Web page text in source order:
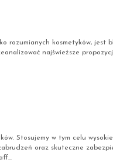
rozumianych kosmetyków, jest
najświeższe
Stosujemy w tym celu
oraz skuteczne